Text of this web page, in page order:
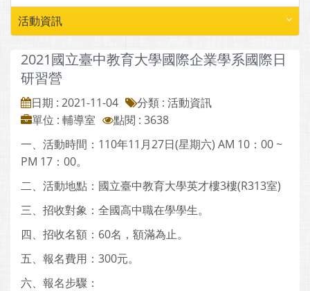
活動資訊
2021國立臺中教育大學國際企業學系國際日
研習營
日期 : 2021-11-04
分類 : 活動資訊
單位 : 輔導室
點閱 : 3638
一、活動時間：110年11月27日(星期六) AM 10：00 ~
PM 17：00。
二、活動地點：國立臺中教育大學英才樓3樓(R313室)
三、招收對象：全國高中職在學學生。
四、招收名額：60名，額滿為止。
五、報名費用：300元。
六、報名步驟：